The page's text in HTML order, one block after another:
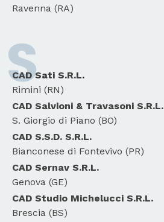
Ravenna (RA)
S
CAD Sati S.R.L.
Rimini (RN)
CAD Salvioni & Travasoni S.R.L.
S. Giorgio di Piano (BO)
CAD S.S.D. S.R.L.
Bianconese di Fontevivo (PR)
CAD Sernav S.R.L.
Genova (GE)
CAD Studio Michelucci S.R.L.
Brescia (BS)